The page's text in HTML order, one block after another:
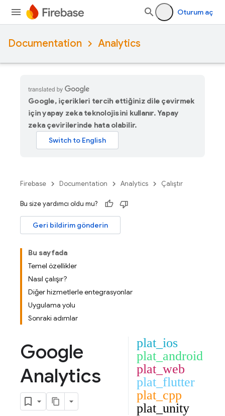
Oturum aç
Documentation Analytics
Google, içerikleri tercih ettiğiniz dile çevirmek
için yapay zeka teknolojisini kullanır. Yapay
zeka çevirilerinde hata olabilir.
Firebase Documentation Analytics Çalıştır
Bu size yardımcı oldu mu?
Geri bildirim gönderin
Bu sayfada
Temel özellikler
Nasıl çalışır?
Diğer hizmetlerle entegrasyonlar
Uygulama yolu
Sonraki adımlar
Google
Analytics
plat_ios
plat_android
plat_web
plat_flutter
plat_cpp
plat_unity